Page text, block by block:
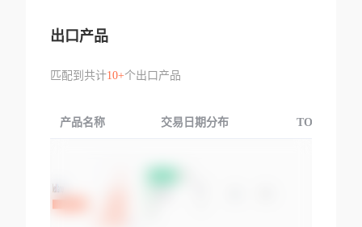
出口产品
匹配到共计10+个出口产品
产品名称 交易日期分布 TOP3交易国